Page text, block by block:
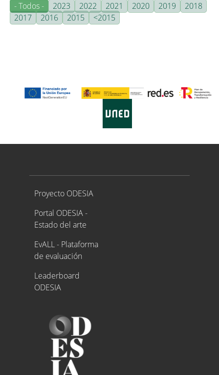
- Todos -
2023 2022 2021 2020 2019
2018
2017
2016 2015 <2015
Proyecto ODESIA
Proyecto ODESIA
Portal ODESIA -
Estado del arte
EvALL - Plataforma
de evaluación
Leaderboard
ODESIA